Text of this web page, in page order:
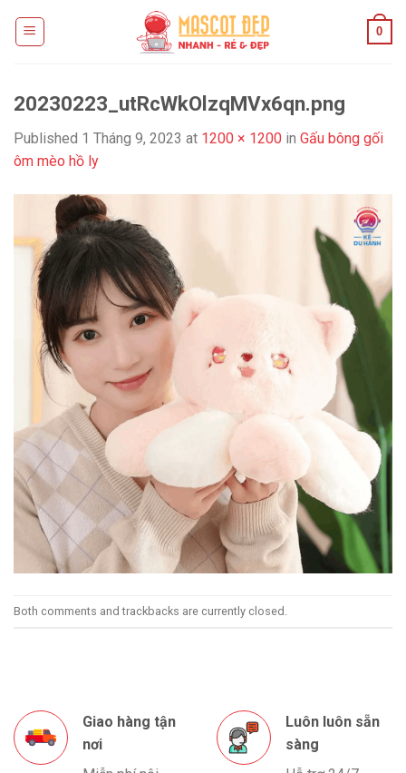
0
20230223_utRcWkOlzqMVx6qn.png
Published 1 Tháng 9, 2023 at 1200 × 1200 in Gấu bông gối
ôm mèo hồ ly
Both comments and trackbacks are currently closed.
Giao hàng tận
nơi
Luôn luôn sẵn
sàng